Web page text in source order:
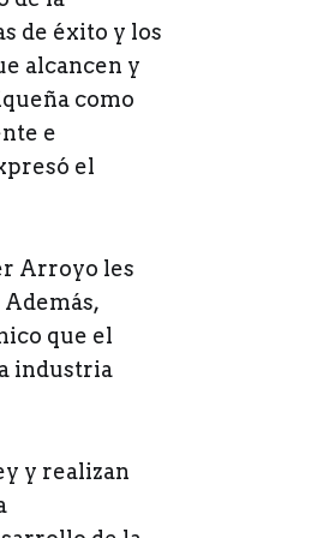
de éxito y los
alcancen y
como
e
el
Arroyo les
que el
industria
y realizan